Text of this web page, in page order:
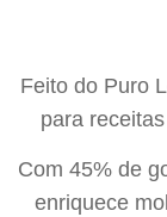
Feito do Puro
para
Com 45% de
enriquece